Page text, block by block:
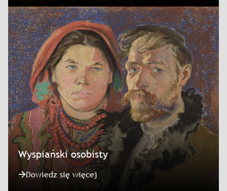
Wyspiański osobisty
Dowiedz się więcej